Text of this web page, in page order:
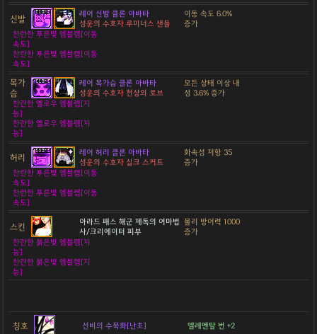
신발
레어 신발 클론 아바타
성운의 수호자 루미너스 샌들
이동 속도 6.0%
증가
찬란한 푸른빛 엠블렘[이동
속도]
찬란한 푸른빛 엠블렘[이동
속도]
목가
슴
레어 목가슴 클론 아바타
성운의 수호자 천상의 로브
모든 상태 이상 내
성 3.6% 증가
찬란한 옐로우 엠블렘[지
능]
찬란한 옐로우 엠블렘[지
능]
허리
레어 허리 클론 아바타
성운의 수호자 실크 스커트
화속성 저항 35
증가
찬란한 푸른빛 엠블렘[이동
속도]
찬란한 푸른빛 엠블렘[이동
속도]
스킨
아라드 패스 해군 제독의 여마법
사/크리에이터 피부
물리 방어력 1000
증가
찬란한 붉은빛 엠블렘[지
능]
찬란한 붉은빛 엠블렘[지
능]
칭호 선비의 수묵화[난초] 엘레멘탈 번 +2